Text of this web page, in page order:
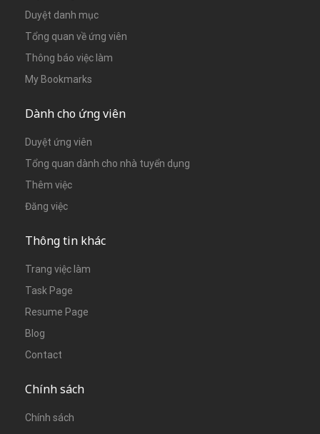
Duyệt danh mục
Tổng quan về ứng viên
Thông báo việc làm
My Bookmarks
Dành cho ứng viên
Duyệt ứng viên
Tổng quan dành cho nhà tuyển dụng
Thêm việc
Đăng việc
Thông tin khác
Trang việc làm
Task Page
Resume Page
Blog
Contact
Chính sách
Chính sách